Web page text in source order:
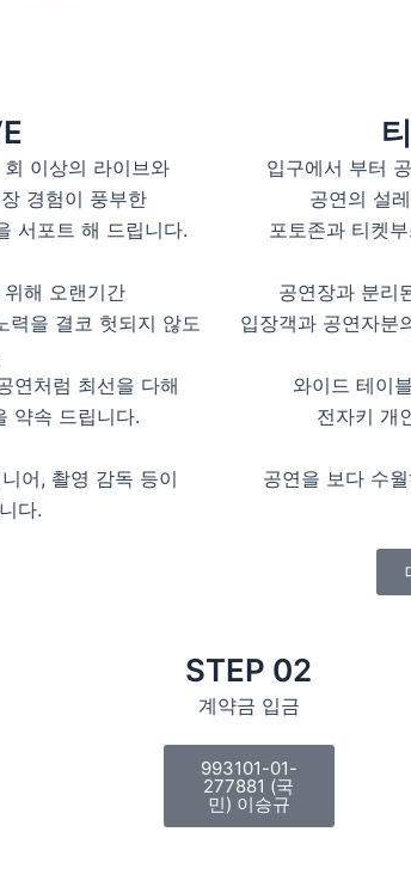
이상의 라이브와
경험이 풍부한
서포트 해 드립니다.
해 오랜기간
력을 결코 헛되지 않도
연처럼 최선을 다해
약속 드립니다.
어, 촬영 감독 등이
다.
입구에서 부터
공연의 설
포토존과 티켓
공연장과 분리
입장객과 공연자분
와이드 테이
전자키 개
공연을 보다 수
STEP 02
계약금 입금
993101-01-
277881 (국
민) 이승규